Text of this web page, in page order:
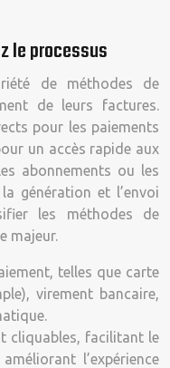
le processus
de méthodes de
de leurs factures.
pour les paiements
un accès rapide aux
abonnements ou les
génération et l’envoi
les méthodes de
majeur.
telles que carte
virement bancaire,
cliquables, facilitant le
l’expérience